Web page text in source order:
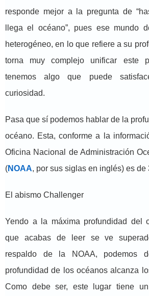
responde mejor a la pregunta de
llega el océano”, pues ese mundo
heterogéneo, en lo que refiere a su
torna muy complejo unificar este
tenemos algo que puede
curiosidad.
Pasa que sí podemos hablar de la
océano. Esta, conforme a la
Oficina Nacional de Administración
(NOAA, por sus siglas en inglés) es de
El abismo Challenger
Yendo a la máxima profundidad del
que acabas de leer se ve
respaldo de la NOAA, podemos
profundidad de los océanos alcanza
Como debe ser, este lugar tiene